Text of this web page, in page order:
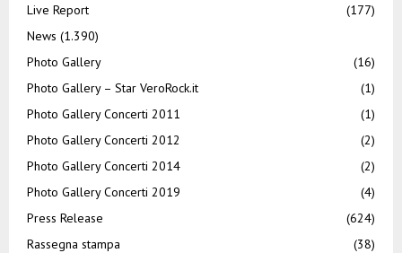
Live Report
(177)
News (1.390)
Photo Gallery
(16)
Photo Gallery – Star VeroRock.it
(1)
Photo Gallery Concerti 2011
(1)
Photo Gallery Concerti 2012
(2)
Photo Gallery Concerti 2014
(2)
Photo Gallery Concerti 2019
(4)
Press Release
(624)
Rassegna stampa
(38)